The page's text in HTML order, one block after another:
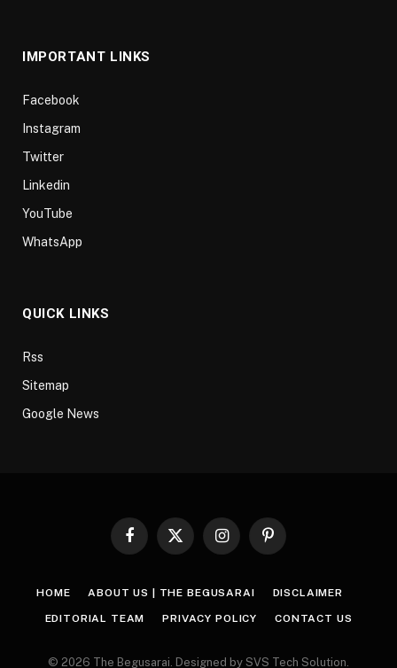
IMPORTANT LINKS
Facebook
Instagram
Twitter
Linkedin
YouTube
WhatsApp
QUICK LINKS
Rss
Sitemap
Google News
Facebook
X
InstagramPinterest
HOME ABOUT US | THE BEGUSARAI DISCLAIMER
EDITORIAL TEAM PRIVACY POLICY CONTACT US
© 2026 The Begusarai. Designed by SVS Tech Solution.